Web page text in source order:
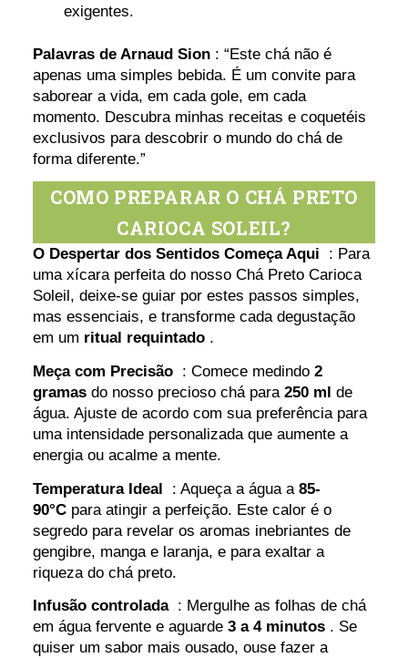
exigentes.
Palavras de Arnaud Sion : “Este chá não é
apenas uma simples bebida. É um convite para
saborear a vida, em cada gole, em cada
momento. Descubra minhas receitas e coquetéis
exclusivos para descobrir o mundo do chá de
forma diferente.”
COMO PREPARAR O CHÁ PRETO
CARIOCA SOLEIL?
O Despertar dos Sentidos Começa Aqui
: Para
uma xícara perfeita do nosso Chá Preto Carioca
Soleil, deixe-se guiar por estes passos simples,
mas essenciais, e transforme cada degustação
em um ritual requintado .
Meça com Precisão : Comece medindo2
gramas do nosso precioso chá para250 ml de
água. Ajuste de acordo com sua preferência para
uma intensidade personalizada que aumente a
energia ou acalme a mente.
Temperatura Ideal
: Aqueça a água a85-
90°C para atingir a perfeição. Este calor é o
segredo para revelar os aromas inebriantes de
gengibre, manga e laranja, e para exaltar a
riqueza do chá preto.
Infusão controlada : Mergulhe as folhas de chá
em água fervente e aguarde3 a 4 minutos . Se
quiser um sabor mais ousado, ouse fazer a